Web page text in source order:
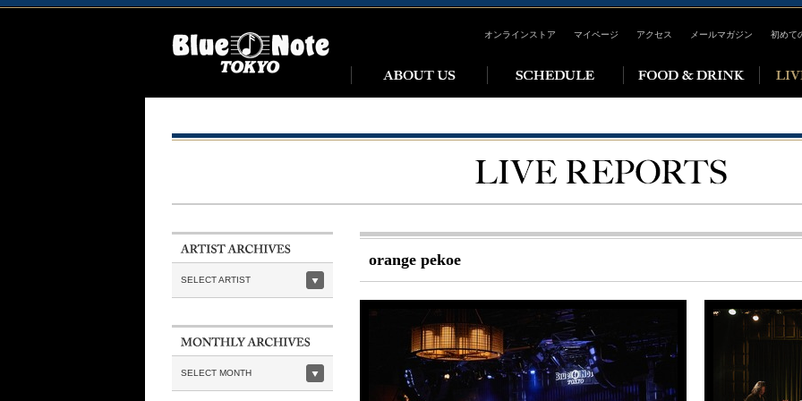
オンラインストア マイページ アクセス メールマガジン 初めて
SELECT ARTIST
SELECT MONTH
orange pekoe